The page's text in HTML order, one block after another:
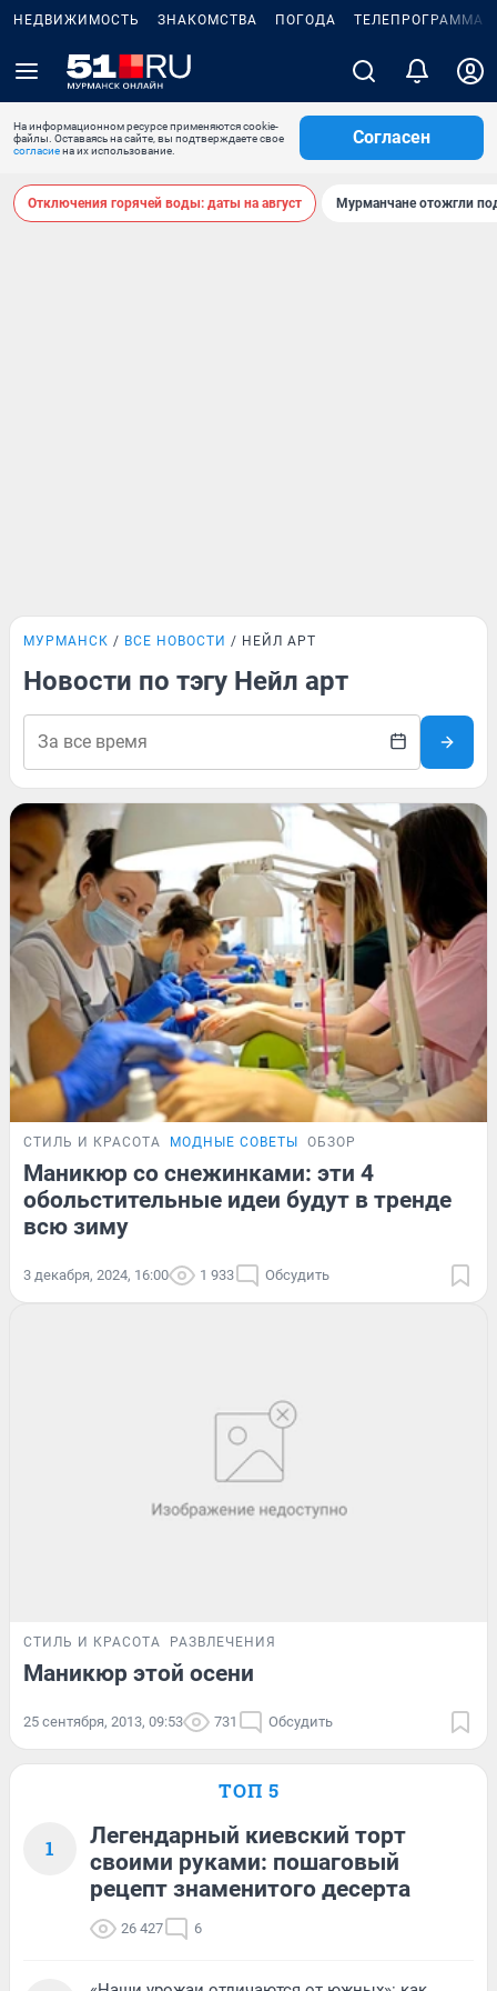
НЕДВИЖИМОСТЬ ЗНАКОМСТВА ПОГОДА ТЕЛЕПРОГРАММА
На информационном ресурсе применяются cookie-
файлы. Оставаясь на сайте, вы подтверждаете свое
согласиена их использование.
Согласен
Отключения горячей воды: даты на август Мурманчане отожгли
МУРМАНСК ВСЕ НОВОСТИ НЕЙЛ АРТ
Новости по тэгу Нейл арт
СТИЛЬ И КРАСОТА МОДНЫЕ СОВЕТЫ ОБЗОР
Маникюр со снежинками: эти 4
обольстительные идеи будут в тренде
всю зиму
3 декабря, 2024, 16:00 1 933 Обсудить
СТИЛЬ И КРАСОТА РАЗВЛЕЧЕНИЯ
Маникюр этой осени
25 сентября, 2013, 09:53 731 Обсудить
ТОП 5
1
Легендарный киевский торт
своими руками: пошаговый
рецепт знаменитого десерта
26 427 6